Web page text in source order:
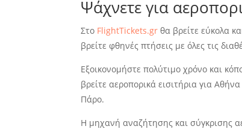
Ψάχνετε για
Στο FlightTickets.gr θα βρείτε εύκολα
βρείτε φθηνές πτήσεις με όλες τις
Εξοικονομήστε πολύτιμο χρόνο και
βρείτε αεροπορικά εισιτήρια για
Πάρο.
Η μηχανή αναζήτησης και σύγκρισης